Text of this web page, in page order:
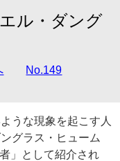
ル・ダング
No.149
うな現象を起こす人
グラス・ヒューム
」として紹介され